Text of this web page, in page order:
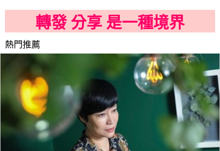
轉發 分享 是一種境界
熱門推薦